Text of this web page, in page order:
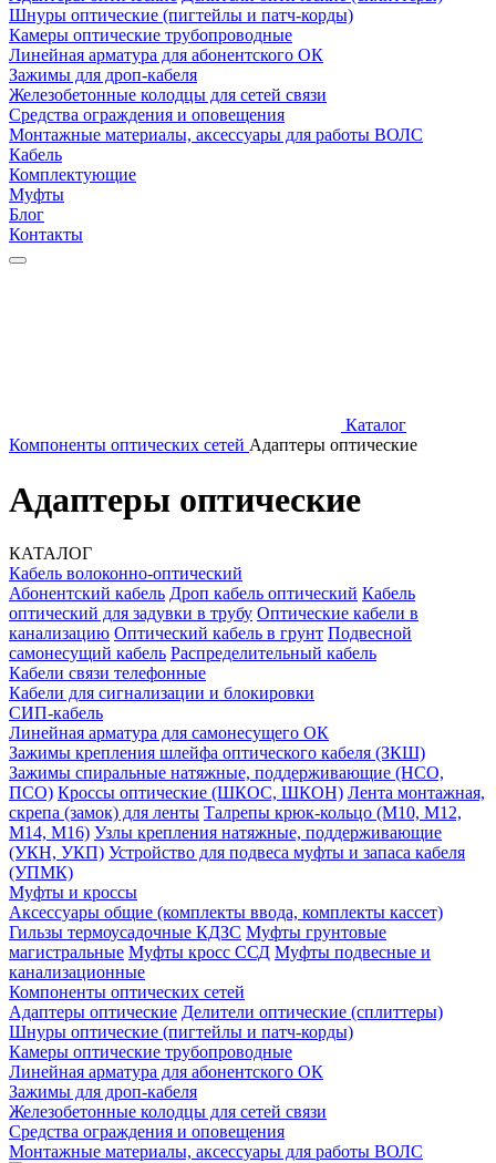
Шнуры оптические (пигтейлы и патч-корды)
Камеры оптические трубопроводные
Линейная арматура для абонентского ОК
Зажимы для дроп-кабеля
Железобетонные колодцы для сетей связи
Средства ограждения и оповещения
Монтажные материалы, аксессуары для работы ВОЛС
Кабель
Комплектующие
Муфты
Блог
Контакты
Каталог
Компоненты оптических сетей Адаптеры оптические
Адаптеры оптические
КАТАЛОГ
Кабель волоконно-оптический
Абонентский кабель Дроп кабель оптический Кабель
оптический для задувки в трубу Оптические кабели в
канализацию Оптический кабель в грунт Подвесной
самонесущий кабель Распределительный кабель
Кабели связи телефонные
Кабели для сигнализации и блокировки
СИП-кабель
Линейная арматура для самонесущего ОК
Зажимы крепления шлейфа оптического кабеля (ЗКШ)
Зажимы спиральные натяжные, поддерживающие (НСО,
ПСО) Кроссы оптические (ШКОС, ШКОН) Лента монтажная,
скрепа (замок) для ленты Талрепы крюк-кольцо (М10, М12,
М14, М16) Узлы крепления натяжные, поддерживающие
(УКН, УКП) Устройство для подвеса муфты и запаса кабеля
(УПМК)
Муфты и кроссы
Аксессуары общие (комплекты ввода, комплекты кассет)
Гильзы термоусадочные КДЗС Муфты грунтовые
магистральные Муфты кросс ССД Муфты подвесные и
канализационные
Компоненты оптических сетей
Адаптеры оптические Делители оптические (сплиттеры)
Шнуры оптические (пигтейлы и патч-корды)
Камеры оптические трубопроводные
Линейная арматура для абонентского ОК
Зажимы для дроп-кабеля
Железобетонные колодцы для сетей связи
Средства ограждения и оповещения
Монтажные материалы, аксессуары для работы ВОЛС